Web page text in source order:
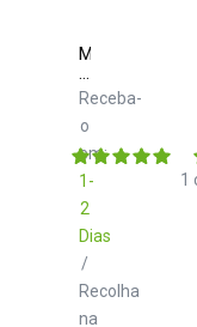
Monkey
Banana
Turbo
6
Black
Receba-
o
em:
1-
2
Dias
/
Recolha
na
1